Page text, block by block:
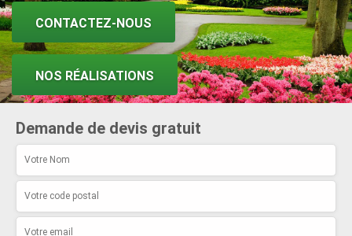
CONTACTEZ-NOUS
NOS RÉALISATIONS
Demande de devis gratuit